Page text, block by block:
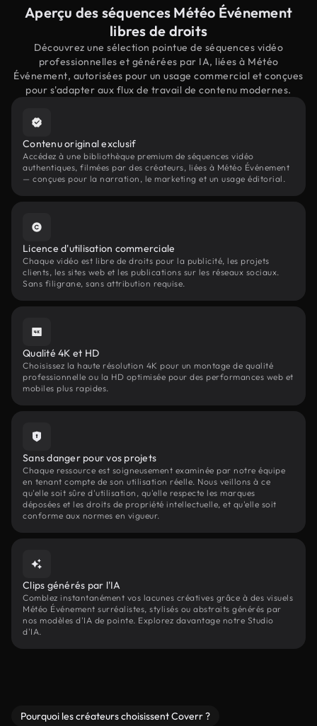
Aperçu des séquences Météo Événement
libres de droits
Découvrez une sélection pointue de séquences vidéo
professionnelles et générées par IA, liées à Météo
Événement, autorisées pour un usage commercial et conçues
pour s'adapter aux flux de travail de contenu modernes.
Contenu original exclusif
Accédez à une bibliothèque premium de séquences vidéo
authentiques, filmées par des créateurs, liées à Météo Événement
— conçues pour la narration, le marketing et un usage éditorial.
Licence d'utilisation commerciale
Chaque vidéo est libre de droits pour la publicité, les projets
clients, les sites web et les publications sur les réseaux sociaux.
Sans filigrane, sans attribution requise.
Qualité 4K et HD
Choisissez la haute résolution 4K pour un montage de qualité
professionnelle ou la HD optimisée pour des performances web et
mobiles plus rapides.
Sans danger pour vos projets
Chaque ressource est soigneusement examinée par notre équipe
en tenant compte de son utilisation réelle. Nous veillons à ce
qu'elle soit sûre d'utilisation, qu'elle respecte les marques
déposées et les droits de propriété intellectuelle, et qu'elle soit
conforme aux normes en vigueur.
Clips générés par l'IA
Comblez instantanément vos lacunes créatives grâce à des visuels
Météo Événement surréalistes, stylisés ou abstraits générés par
nos modèles d'IA de pointe. Explorez davantage notre Studio
d'IA.
Pourquoi les créateurs choisissent Coverr ?